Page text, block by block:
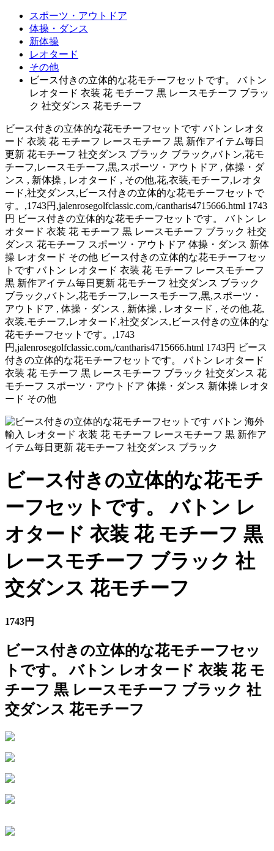
スポーツ・アウトドア
体操・ダンス
新体操
レオタード
その他
ビース付きの立体的な花モチーフセットです。 バトン
レオタード 衣装 花 モチーフ 黒 レースモチーフ ブラッ
ク 社交ダンス 花モチーフ
ビース付きの立体的な花モチーフセットです バトン レオタ
ード 衣装 花 モチーフ レースモチーフ 黒 新作アイテム毎日
更新 花モチーフ 社交ダンス ブラック ブラック,バトン,花モ
チーフ,レースモチーフ,黒,スポーツ・アウトドア , 体操・ダ
ンス , 新体操 , レオタード , その他,花,衣装,モチーフ,レオタ
ード,社交ダンス,ビース付きの立体的な花モチーフセットで
す。,1743円,jalenrosegolfclassic.com,/cantharis4715666.html 1743
円 ビース付きの立体的な花モチーフセットです。 バトン レ
オタード 衣装 花 モチーフ 黒 レースモチーフ ブラック 社交
ダンス 花モチーフ スポーツ・アウトドア 体操・ダンス 新体
操 レオタード その他 ビース付きの立体的な花モチーフセッ
トです バトン レオタード 衣装 花 モチーフ レースモチーフ
黒 新作アイテム毎日更新 花モチーフ 社交ダンス ブラック
ブラック,バトン,花モチーフ,レースモチーフ,黒,スポーツ・
アウトドア , 体操・ダンス , 新体操 , レオタード , その他,花,
衣装,モチーフ,レオタード,社交ダンス,ビース付きの立体的な
花モチーフセットです。,1743
円,jalenrosegolfclassic.com,/cantharis4715666.html 1743円 ビース
付きの立体的な花モチーフセットです。 バトン レオタード
衣装 花 モチーフ 黒 レースモチーフ ブラック 社交ダンス 花
モチーフ スポーツ・アウトドア 体操・ダンス 新体操 レオタ
ード その他
ビース付きの立体的な花モチ
ーフセットです。 バトン レ
オタード 衣装 花 モチーフ 黒
レースモチーフ ブラック 社
交ダンス 花モチーフ
1743円
ビース付きの立体的な花モチーフセッ
トです。 バトン レオタード 衣装 花 モ
チーフ 黒 レースモチーフ ブラック 社
交ダンス 花モチーフ